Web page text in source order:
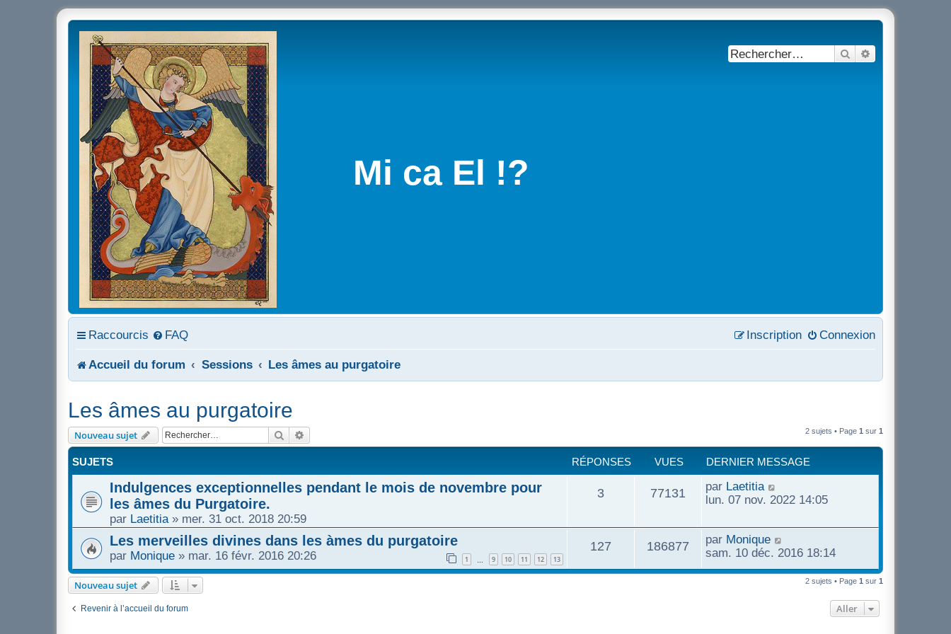
Mi ca El !?
Rechercher
Raccourcis FAQ Connexion
Inscription
Accueil du forum Sessions Les âmes au purgatoire
Les âmes au purgatoire
Nouveau sujet Rechercher 2 sujets • Page 1 sur 1
SUJETS RÉPONSES VUES DERNIER MESSAGE
Indulgences exceptionnelles pendant le mois de novembre pour
les âmes du Purgatoire.
par Laetitia » mer. 31 oct. 2018 20:59
3 77131 par Laetitia
lun. 07 nov. 2022 14:05
Les merveilles divines dans les àmes du purgatoire
par Monique » mar. 16 févr. 2016 20:26 1 … 9 10 11 12 13
127 186877 par Monique
sam. 10 déc. 2016 18:14
Nouveau sujet 2 sujets • Page 1 sur 1
Revenir à l’accueil du forum Aller